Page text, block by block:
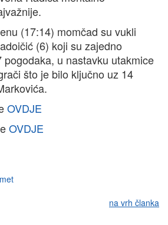
(17:14) momčad su vukli
(6) koji su zajedno
pogodaka, u nastavku utakmice
što je bilo ključno uz 14
OVDJE
OVDJE
na vrh članka